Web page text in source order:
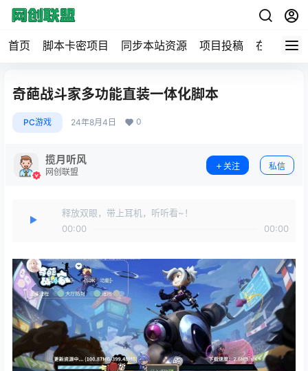
首页 脚本卡密项目 同步本站资源 项目投稿 在线工具
奇葩战斗家多功能直装一体化脚本
PC游戏 24年8月4日 0
揽月听风
网创联盟
关注 私信
释放双眼，带上耳机，听听看~！
00:00
00:00